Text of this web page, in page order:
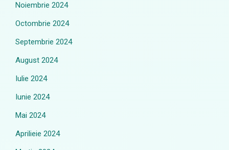
Noiembrie 2024
Octombrie 2024
Septembrie 2024
August 2024
Iulie 2024
Iunie 2024
Mai 2024
Aprilieie 2024